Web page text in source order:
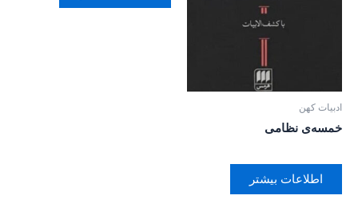
ادبیات کهن
خمسه‌ی نظامی
اطلاعات بیشتر